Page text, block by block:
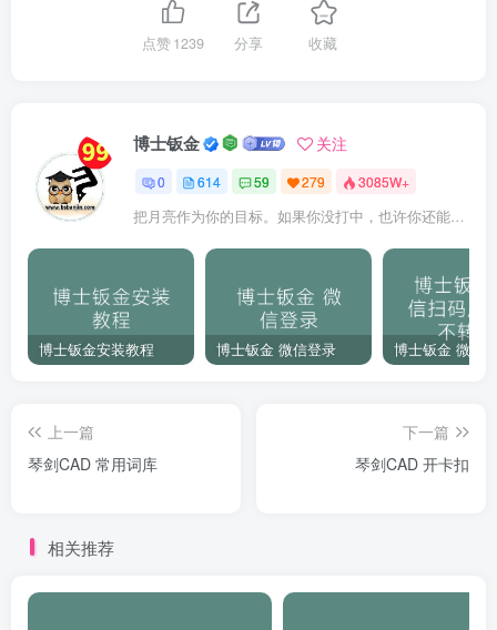
点赞1239 分享 收藏
博士钣金 关注
0 614 59 279 3085W+
把月亮作为你的目标。如果你没打中，也许你还能打中星星
博士钣金安装教程 博士钣金 微信登录
上一篇
琴剑CAD 常用词库
下一篇
琴剑CAD 开卡扣
相关推荐